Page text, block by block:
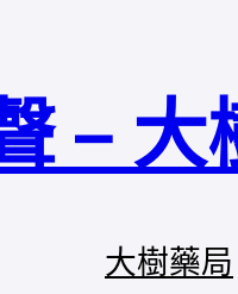
–
大樹藥局